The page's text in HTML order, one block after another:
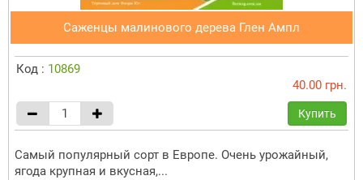
Саженцы малинового дерева Глен Ампл
Код : 10869
40.00 грн.
Купить
Самый популярный сорт в Европе. Очень урожайный,
ягода крупная и вкусная,...